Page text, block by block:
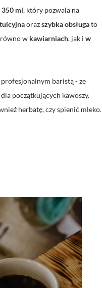
350 ml, który pozwala na
orazszybka obsługato
w kawiarniach, jak i w
baristą - ze
początkujących kawoszy.
herbatę, czy spienić mleko.